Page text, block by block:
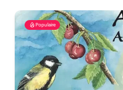
Populaire